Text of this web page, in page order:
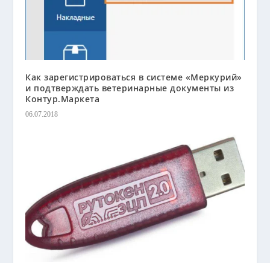
Как зарегистрироваться в системе «Меркурий»
и подтверждать ветеринарные документы из
Контур.Маркета
06.07.2018